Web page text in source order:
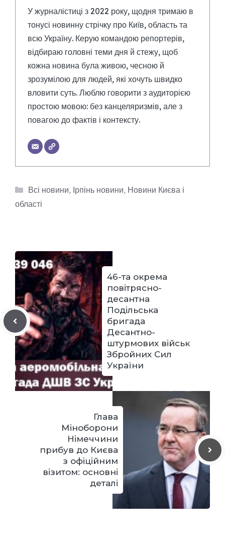
У журналістиці з 2022 року, щодня тримаю в
тонусі новинну стрічку про Київ, область та
всю Україну. Керую командою репортерів,
відбираю головні теми дня й стежу, щоб
кожна новина була живою, чесною й
зрозумілою для людей, які хочуть швидко
вловити суть. Люблю говорити з аудиторією
простою мовою: без канцеляризмів, але з
повагою до фактів і контексту.
Категорії
Всі новини, Ірпінь новини, Новини Києва і
області
46-та окрема
повітрясно-
десантна
Подільська
бригада
Десантно-
штурмових військ
Збройних Сил
України
Глава
Міноборони
Німеччини
прибув до Києва
з офіційним
візитом: основні
деталі